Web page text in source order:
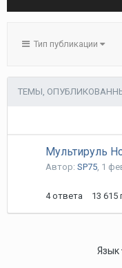
Тип публикации
ТЕМЫ,
Мультируль
Автор: SP75, 1
4 ответа 13 615
Язык